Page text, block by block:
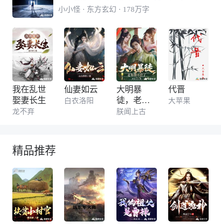
我靠着单干成长为一方巨擘后，统子才悔不当
统子再来
小小怪· 东方玄幻 · 178万字
我在乱世
娶妻长生
龙不弃
仙妻如云
白衣洛阳
大明暴
徒，老朱
绷不住了
朕闻上古
代晋
大苹果
精品推荐